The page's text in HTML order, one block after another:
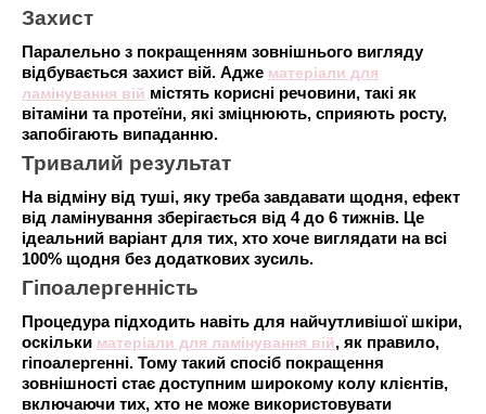
Захист
Паралельно з покращенням зовнішнього вигляду
відбувається захист вій. Адже матеріали для
ламінування вій містять корисні речовини, такі як
вітаміни та протеїни, які зміцнюють, сприяють росту,
запобігають випаданню.
Тривалий результат
На відміну від туші, яку треба завдавати щодня, ефект
від ламінування зберігається від 4 до 6 тижнів. Це
ідеальний варіант для тих, хто хоче виглядати на всі
100% щодня без додаткових зусиль.
Гіпоалергенність
Процедура підходить навіть для найчутливішої шкіри,
оскільки матеріали для ламінування вій, як правило,
гіпоалергенні. Тому такий спосіб покращення
зовнішності стає доступним широкому колу клієнтів,
включаючи тих, хто не може використовувати